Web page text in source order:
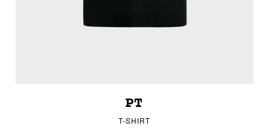
PT
T-SHIRT